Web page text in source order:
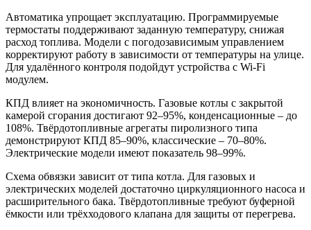
Автоматика упрощает эксплуатацию. Программируемые
термостаты поддерживают заданную температуру, снижая
расход топлива. Модели с погодозависимым управлением
корректируют работу в зависимости от температуры на улице.
Для удалённого контроля подойдут устройства с Wi-Fi
модулем.
КПД влияет на экономичность. Газовые котлы с закрытой
камерой сгорания достигают 92–95%, конденсационные – до
108%. Твёрдотопливные агрегаты пиролизного типа
демонстрируют КПД 85–90%, классические – 70–80%.
Электрические модели имеют показатель 98–99%.
Схема обвязки зависит от типа котла. Для газовых и
электрических моделей достаточно циркуляционного насоса и
расширительного бака. Твёрдотопливные требуют буферной
ёмкости или трёхходового клапана для защиты от перегрева.